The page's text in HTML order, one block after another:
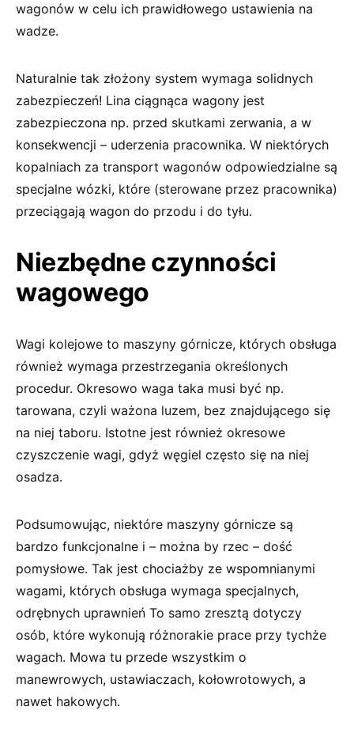
wagonów w celu ich prawidłowego ustawienia na
wadze.
Naturalnie tak złożony system wymaga solidnych
zabezpieczeń! Lina ciągnąca wagony jest
zabezpieczona np. przed skutkami zerwania, a w
konsekwencji – uderzenia pracownika. W niektórych
kopalniach za transport wagonów odpowiedzialne są
specjalne wózki, które (sterowane przez pracownika)
przeciągają wagon do przodu i do tyłu.
Niezbędne czynności
wagowego
Wagi kolejowe to maszyny górnicze, których obsługa
również wymaga przestrzegania określonych
procedur. Okresowo waga taka musi być np.
tarowana, czyli ważona luzem, bez znajdującego się
na niej taboru. Istotne jest również okresowe
czyszczenie wagi, gdyż węgiel często się na niej
osadza.
Podsumowując, niektóre maszyny górnicze są
bardzo funkcjonalne i – można by rzec – dość
pomysłowe. Tak jest chociażby ze wspomnianymi
wagami, których obsługa wymaga specjalnych,
odrębnych uprawnień To samo zresztą dotyczy
osób, które wykonują różnorakie prace przy tychże
wagach. Mowa tu przede wszystkim o
manewrowych, ustawiaczach, kołowrotowych, a
nawet hakowych.